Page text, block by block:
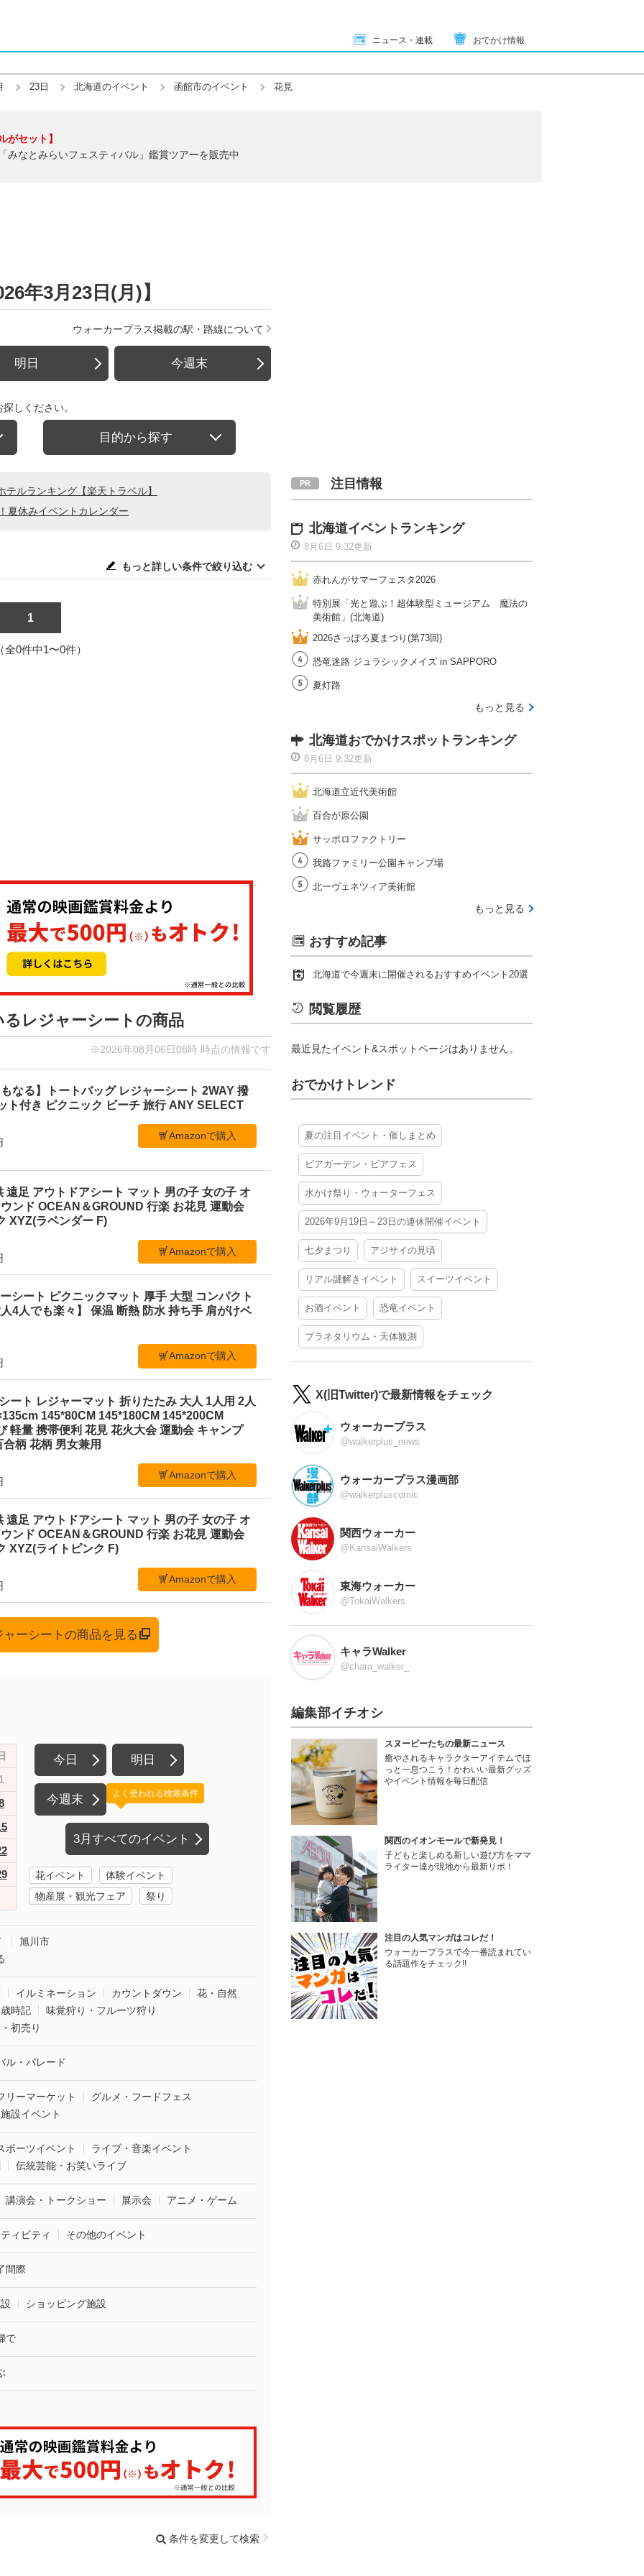
ニュース・連載 おでかけ情報
23日 北海道のイベント 函館市のイベント 花見
がセット】
みなとみらいフェスティバル」鑑賞ツアーを販売中
年3月23日(月)】
ウォーカープラス掲載の駅・路線について
明日 今週末
しください。
目的から探す
ルランキング【楽天トラベル】
夏休みイベントカレンダー
もっと詳しい条件で絞り込む
1
全0件中1〜0件）
レジャーシートの商品
※2026年08月06日08時 時点の情報です
なる】トートバッグ レジャーシート 2WAY 撥
ト付き ピクニック ビーチ 旅行 ANY SELECT
Amazonで購入
遠足 アウトドアシート マット 男の子 女の子 オ
ンド OCEAN＆GROUND 行楽 お花見 運動会
XYZ(ラベンダー F)
Amazonで購入
シート ピクニックマット 厚手 大型 コンパクト
4人でも楽々】 保温 断熱 防水 持ち手 肩がけベ
Amazonで購入
ート レジャーマット 折りたたみ 大人 1人用 2人
145*80CM 145*180CM 145*200CM
軽量 携帯便利 花見 花火大会 運動会 キャンプ
柄 花柄 男女兼用
Amazonで購入
遠足 アウトドアシート マット 男の子 女の子 オ
ンド OCEAN＆GROUND 行楽 お花見 運動会
XYZ(ライトピンク F)
Amazonで購入
ーシートの商品を見る
今日 明日
今週末
3月すべてのイベント
よく使われる検索条件
花イベント
体験イベント
物産展・観光フェア
祭り
旭川市
イルミネーション カウントダウン
花・自然
時記
味覚狩り・フルーツ狩り
初売り
ル・パレード
リーマーケット
グルメ・フードフェス
設イベント
ポーツイベント
ライブ・音楽イベント
伝統芸能・お笑いライブ
講演会・トークショー 展示会 アニメ・ゲーム
ィビティ その他のイベント
間際
ショッピング施設
で
条件を変更して検索
注目情報
北海道イベントランキング
8月6日 9:32更新
赤れんがサマーフェスタ2026
特別展「光と遊ぶ！超体験型ミュージアム 魔法の
美術館」(北海道)
2026さっぽろ夏まつり(第73回)
恐竜迷路 ジュラシックメイズ in SAPPORO
夏灯路
もっと見る
北海道おでかけスポットランキング
8月6日 9:32更新
北海道立近代美術館
百合が原公園
サッポロファクトリー
我路ファミリー公園キャンプ場
北一ヴェネツィア美術館
もっと見る
おすすめ記事
北海道で今週末に開催されるおすすめイベント20選
閲覧履歴
最近見たイベント&スポットページはありません。
おでかけトレンド
夏の注目イベント・催しまとめ
ビアガーデン・ビアフェス
水かけ祭り・ウォーターフェス
2026年9月19日～23日の連休開催イベント
七夕まつり アジサイの見頃
リアル謎解きイベント スイーツイベント
お酒イベント 恐竜イベント
プラネタリウム・天体観測
X(旧Twitter)で最新情報をチェック
ウォーカープラス
@walkerplus_news
ウォーカープラス漫画部
@walkerpluscomic
関西ウォーカー
@KansaiWalkers
東海ウォーカー
@TokaiWalkers
キャラWalker
@chara_walker_
編集部イチオシ
スヌーピーたちの最新ニュース
癒やされるキャラクターアイテムでほ
っと一息つこう！かわいい最新グッズ
やイベント情報を毎日配信
関西のイオンモールで新発見！
子どもと楽しめる新しい遊び方をママ
ライター達が現地から最新リポ！
注目の人気マンガはコレだ！
ウォーカープラスで今一番読まれてい
る話題作をチェック!!